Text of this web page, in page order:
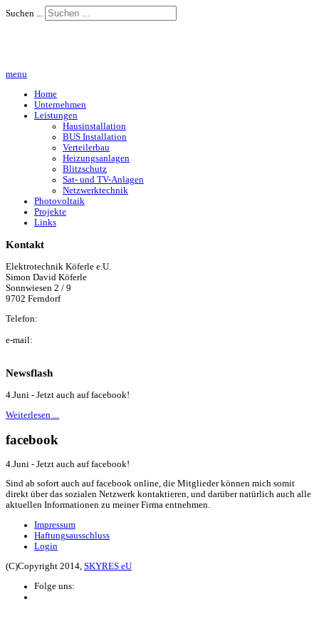
Suchen ...
menu
Home
Unternehmen
Leistungen
Hausinstallation
BUS Installation
Verteilerbau
Heizungsanlagen
Blitzschutz
Sat- und TV-Anlagen
Netzwerktechnik
Photovoltaik
Projekte
Links
Kontakt
Elektrotechnik Köferle e.U.
Simon David Köferle
Sonnwiesen 2 / 9
9702 Ferndorf
Telefon:
e-mail:
Newsflash
4.Juni - Jetzt auch auf facebook!
Weiterlesen ...
facebook
4.Juni - Jetzt auch auf facebook!
Sind ab sofort auch auf facebook online, die Mitglieder können mich somit
direkt über das sozialen Netzwerk kontaktieren, und darüber natürlich auch alle
aktuellen Informationen zu meiner Firma entnehmen.
Impressum
Haftungsausschluss
Login
(C)Copyright 2014, SKYRES eU
Folge uns: